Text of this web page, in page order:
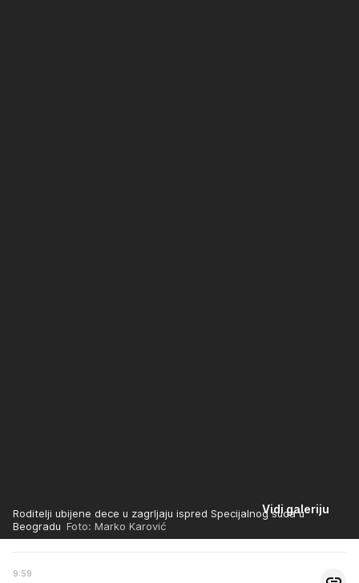
Vidi galeriju
Roditelji ubijene dece u zagrljaju ispred Specijalnog suda u
Beogradu Foto: Marko Karović
9:59